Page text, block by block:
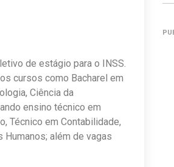
de estágio para o INSS.
cursos como Bacharel em
Ciência da
ensino técnico em
Técnico em Contabilidade,
além de vagas